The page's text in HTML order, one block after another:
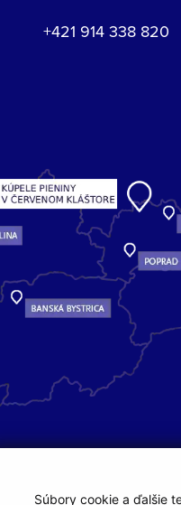
Súbory cookie a ďalšie
+421 914 338 820